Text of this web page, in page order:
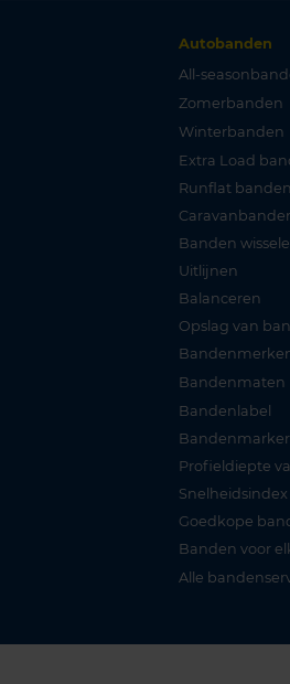
Autobanden
All-
Zomerbanden
Winterbanden
Extra Load
Runflat banden
Banden
Uitlijnen
Balanceren
Opslag van
Bandenmaten
Bandenlabel
Profieldiepte
Goedkope
Banden voor
Alle